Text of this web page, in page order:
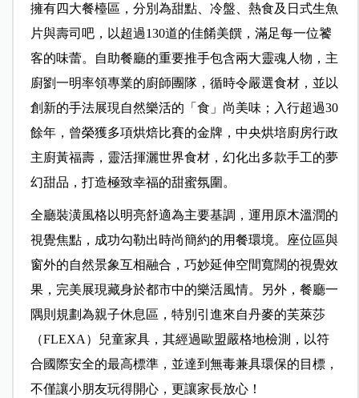
擁有四大餐檯區，分別為甜點、冷盤、熱食及日式生魚
片與壽司吧，以超過130道的佳餚美饌，滿足每一位饕
客的味蕾。自助餐廳的重要推手包含兩大靈魂人物，主
廚劉一明率領專業的廚師團隊，循時令嚴選食材，並以
創新的手法展現自然樂活的「食」尚美味；入行超過30
餘年，曾榮獲多項烘焙比賽的金牌，中央烘培廚房行政
主廚黃福壽，靈活揮灑世界食材，幻化出多款手工的夢
幻甜品，打造極致幸福的甜蜜氛圍。
全廳裝潢風格以明亮舒適為主要基調，運用原木溫潤的
視覺焦點，成功勾勒出時尚簡約的用餐環境。座位區與
窗外的自然景象互相融合，巧妙延伸空間寬闊的視覺效
果，完美展現藏身於都市中的樂活風情。另外，餐廳一
隅則規劃為親子休息區，特別引進來自丹麥的芙萊莎
（FLEXA）兒童家具，其經過歐盟嚴格地檢測，以符
合國際安全的最高標準，並達到無毒兼具環保的目標，
不僅讓小朋友玩得開心，更讓家長放心！